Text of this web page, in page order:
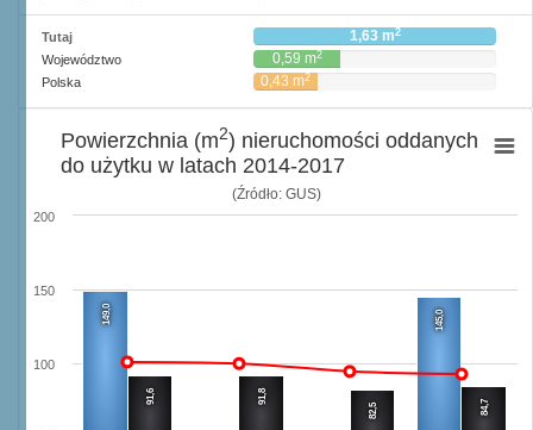
Tutaj 1,63 m2
Województwo 0,59 m2
Polska 0,43 m2
(Źródło: GUS)
149,0 145,0
91,6
91,8
82,5
84,7
100
150
200
Powierzchnia (m2) nieruchomości oddanych
do użytku w latach 2014-2017